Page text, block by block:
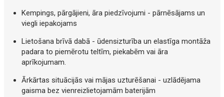
Kempings, pārgājieni, āra piedzīvojumi - pārnēsājams un
viegli iepakojams
Lietošana brīvā dabā - ūdensizturība un elastīga montāža
padara to piemērotu teltīm, piekabēm vai āra
aprīkojumam.
Ārkārtas situācijās vai mājas uzturēšanai - uzlādējama
gaisma bez vienreizlietojamām baterijām